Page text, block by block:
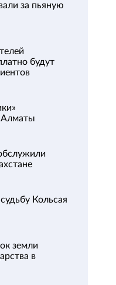
за пьяную
будут
Алматы
Кольсая
земли
в